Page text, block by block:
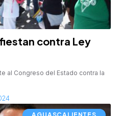
contra Ley
al Congreso del Estado contra la